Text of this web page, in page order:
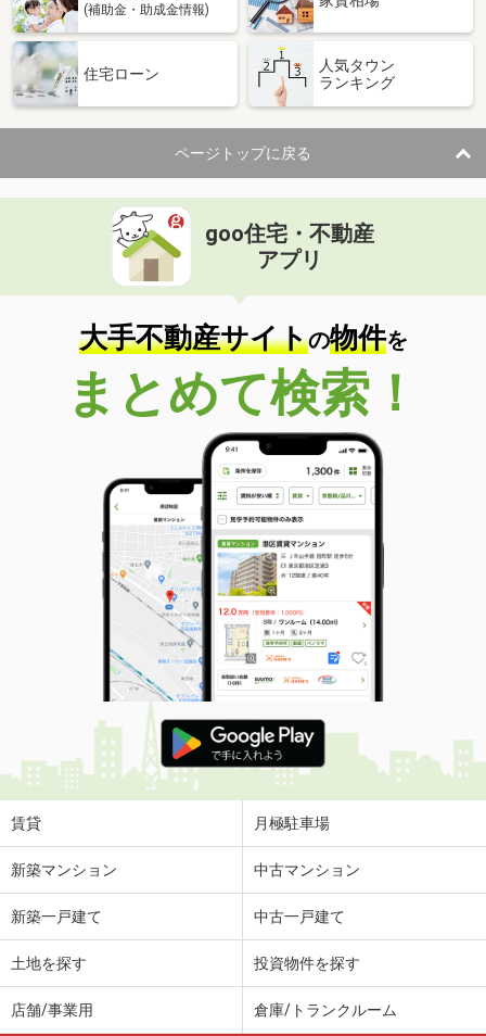
(補助金・助成金情報)
住宅ローン
人気タウン
ランキング
ページトップに戻る
goo住宅・不動産
アプリ
大手不動産サイトの物件を
まとめて検索！
賃貸 月極駐車場
新築マンション 中古マンション
新築一戸建て 中古一戸建て
土地を探す 投資物件を探す
店舗/事業用 倉庫/トランクルーム